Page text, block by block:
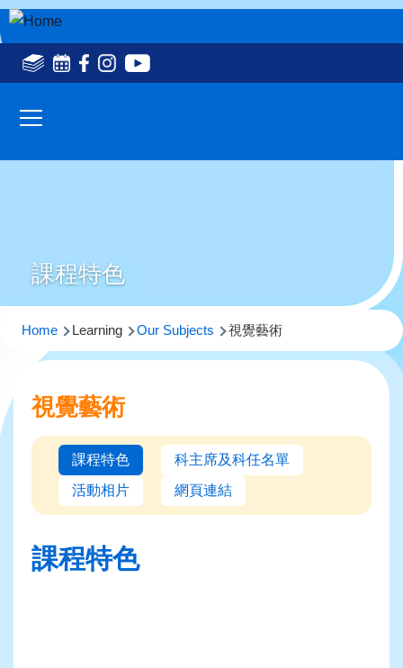
Skip to main content
Social
Media
navigation
課程特色
Breadcrumb
Home Learning Our Subjects 視覺藝術
視覺藝術
課程特色
科主席及科任名單
活動相片
網頁連結
課程特色